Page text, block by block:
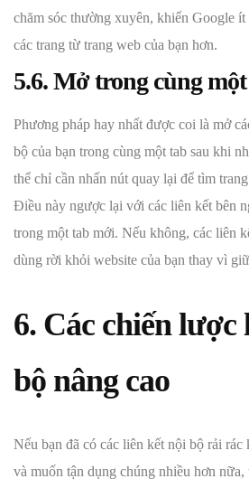
chăm sóc thường xuyên, khiến Google ít
các trang từ trang web của bạn hơn.
5.6. Mở trong cùng
Phương pháp hay nhất được coi là mở
bộ của bạn trong cùng một tab sau khi
thể chỉ cần nhấn nút quay lại để tìm
Điều này ngược lại với các liên kết bên
trong một tab mới. Nếu không, các liên
dùng rời khỏi website của bạn thay vì
6. Các chiến lược
bộ nâng cao
Nếu bạn đã có các liên kết nội bộ rải rác
và muốn tận dụng chúng nhiều hơn